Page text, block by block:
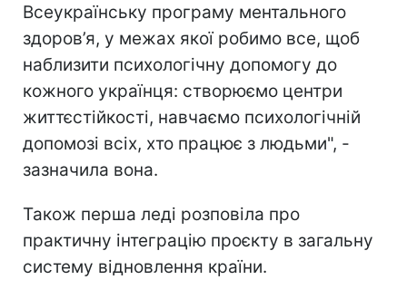
Всеукраїнську програму ментального
здоров’я, у межах якої робимо все, щоб
наблизити психологічну допомогу до
кожного українця: створюємо центри
життєстійкості, навчаємо психологічній
допомозі всіх, хто працює з людьми", -
зазначила вона.
Також перша леді розповіла про
практичну інтеграцію проєкту в загальну
систему відновлення країни.